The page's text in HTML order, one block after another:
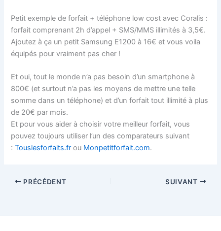
Petit exemple de forfait + téléphone low cost avec Coralis :
forfait comprenant 2h d’appel + SMS/MMS illimités à 3,5€.
Ajoutez à ça un petit Samsung E1200 à 16€ et vous voila
équipés pour vraiment pas cher !
Et oui, tout le monde n’a pas besoin d’un smartphone à
800€ (et surtout n’a pas les moyens de mettre une telle
somme dans un téléphone) et d’un forfait tout illimité à plus
de 20€ par mois.
Et pour vous aider à choisir votre meilleur forfait, vous
pouvez toujours utiliser l’un des comparateurs suivant
:Touslesforfaits.fr ou Monpetitforfait.com.
PRÉCÉDENT SUIVANT